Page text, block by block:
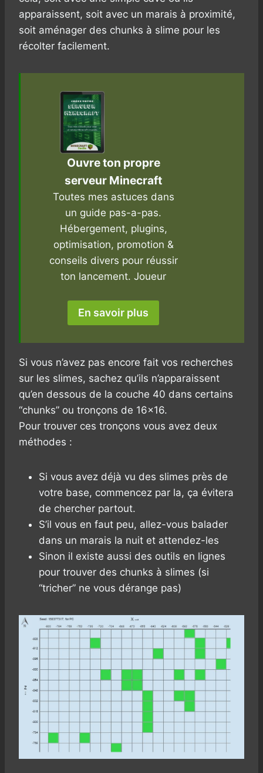
apparaissent, soit avec un marais à proximité,
soit aménager des chunks à slime pour les
récolter facilement.
Ouvre ton propre
serveur Minecraft
Toutes mes astuces dans
un guide pas-a-pas.
Hébergement, plugins,
optimisation, promotion &
conseils divers pour réussir
ton lancement. Joueur
En savoir plus
Si vous n’avez pas encore fait vos recherches
sur les slimes, sachez qu’ils n’apparaissent
qu’en dessous de la couche 40 dans certains
“chunks” ou tronçons de 16×16.
Pour trouver ces tronçons vous avez deux
méthodes :
Si vous avez déjà vu des slimes près de
votre base, commencez par la, ça évitera
de chercher partout.
S’il vous en faut peu, allez-vous balader
dans un marais la nuit et attendez-les
Sinon il existe aussi des outils en lignes
pour trouver des chunks à slimes (si
“tricher” ne vous dérange pas)